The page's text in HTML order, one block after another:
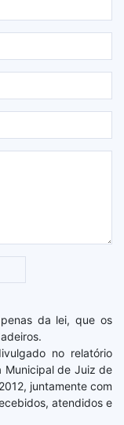
da lei, que os
no relatório
Municipal de Juiz de
juntamente com
atendidos e